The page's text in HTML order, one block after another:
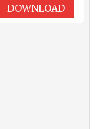
DOWNLOAD